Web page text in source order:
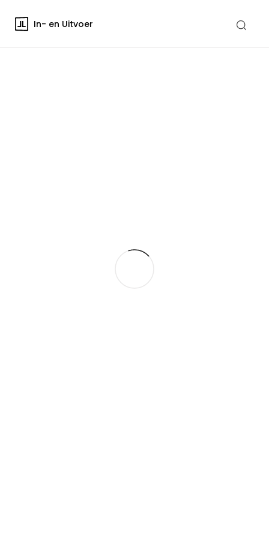
In- en Uitvoer